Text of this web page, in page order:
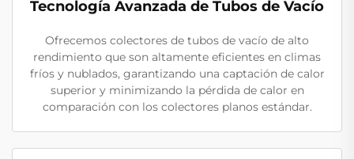
Tecnología Avanzada de Tubos de Vacío
Ofrecemos colectores de tubos de vacío de alto
rendimiento que son altamente eficientes en climas
fríos y nublados, garantizando una captación de calor
superior y minimizando la pérdida de calor en
comparación con los colectores planos estándar.